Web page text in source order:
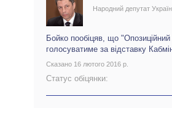
Народний депутат
Бойко пообіцяв, що "Опозиційний
голосуватиме за відставку
Сказано 16 лютого 2016 р.
Статус обіцянки: